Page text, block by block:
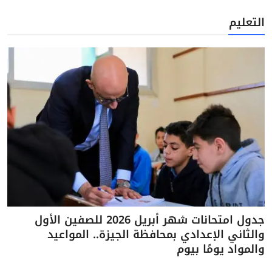
التعليم
جدول امتحانات شهر أبريل 2026 للصفين الأول
والثاني الإعدادي بمحافظة الجيزة.. المواعيد
والمواد يومًا بيوم